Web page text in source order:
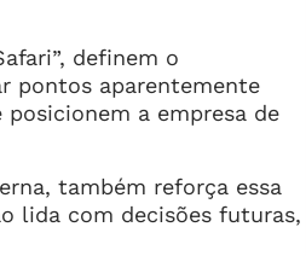
definem o
pontos aparentemente
a empresa de
também reforça essa
lida com decisões futuras,